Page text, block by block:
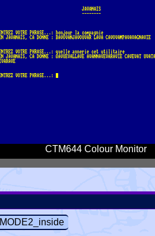
CTM644 Colour Monitor
MODE2_inside